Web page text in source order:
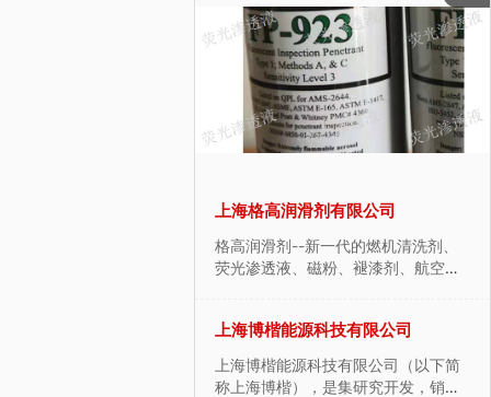
上海格高润滑剂有限公司
格高润滑剂--新一代的燃机清洗剂、
荧光渗透液、磁粉、褪漆剂、航空清
于2006年，供应航空润滑油脂、航空
除锈剂、航空除胶剂、航空清洗
剂、...
上海博楷能源科技有限公司
上海博楷能源科技有限公司（以下简
称上海博楷），是集研究开发，销售